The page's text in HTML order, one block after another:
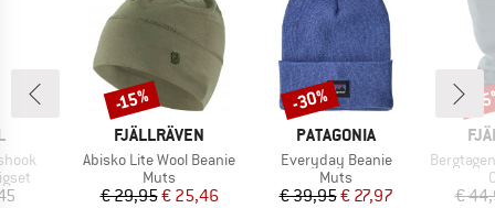
MERK
FJÄLLRÄVEN
Artikel
Abisko Lite Wool Beanie
Productgroep
Muts
Prijs
€ 29,95Verlaagde prijs
€ 25,46
Korting
-15%
MERK
PATAGONIA
Artikel
Everyday Beanie
Productgroep
Muts
Prijs
€ 39,95Verlaagde prijs
€ 27,97
Korting
-30%
Artikel
Bergtagen
€
-